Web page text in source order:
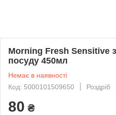
Morning Fresh Sensitive
посуду 450мл
Немає в наявності
Код: 5000101509650
Роздріб
80 ₴